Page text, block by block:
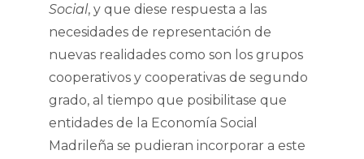
Social, y que diese respuesta a las
necesidades de representación de
nuevas realidades como son los grupos
cooperativos y cooperativas de segundo
grado, al tiempo que posibilitase que
entidades de la Economía Social
Madrileña se pudieran incorporar a este